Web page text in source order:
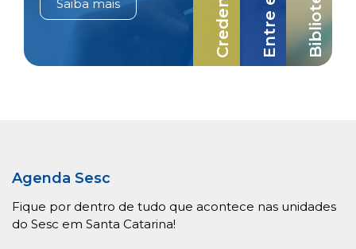
Saiba mais
Agenda Sesc
Fique por dentro de tudo que acontece nas unidades
do Sesc em Santa Catarina!